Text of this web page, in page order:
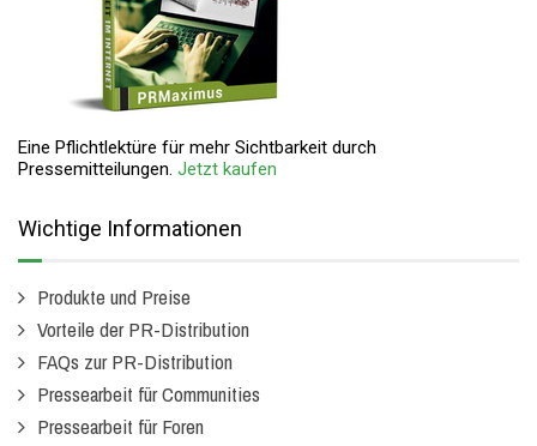
Eine Pflichtlektüre für mehr Sichtbarkeit durch
Pressemitteilungen. Jetzt kaufen
Wichtige Informationen
Produkte und Preise
Vorteile der PR-Distribution
FAQs zur PR-Distribution
Pressearbeit für Communities
Pressearbeit für Foren